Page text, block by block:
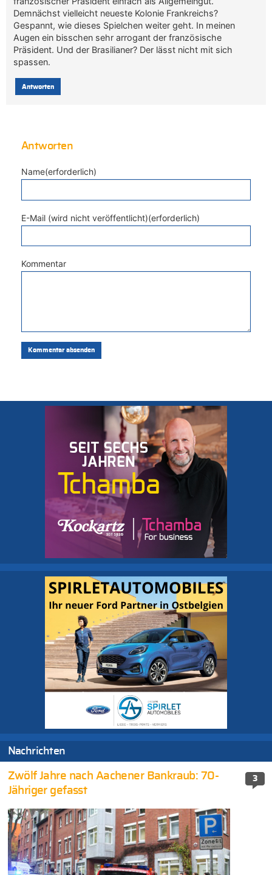
Demnächst vielleicht neueste Kolonie Frankreichs?
Gespannt, wie dieses Spielchen weiter geht. In meinen
Augen ein bisschen sehr arrogant der französische
Präsident. Und der Brasilianer? Der lässt nicht mit sich
spassen.
Antworten
Antworten
Name(erforderlich)
E-Mail (wird nicht veröffentlicht)(erforderlich)
Kommentar
Nachrichten
3
Zwölf Jahre nach Aachener Bankraub: 70-
Jähriger gefasst